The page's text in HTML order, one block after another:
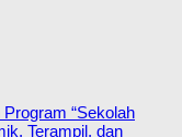
“Sekolah
Terampil, dan